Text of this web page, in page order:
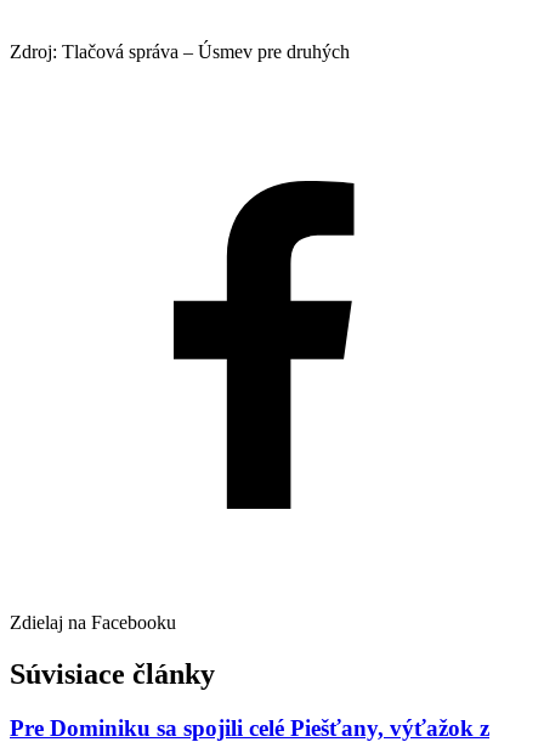
Zdroj: Tlačová správa – Úsmev pre druhých
Zdielaj na Facebooku
Súvisiace články
Pre Dominiku sa spojili celé Piešťany, výťažok z